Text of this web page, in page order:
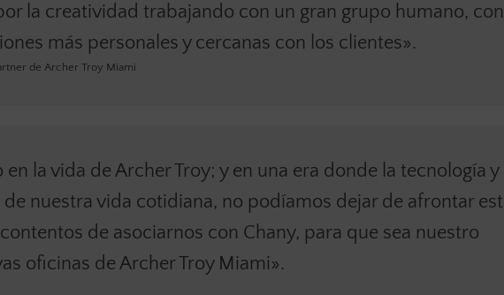
la creatividad trabajando con un gran grupo humano, con
más personales y cercanas con los clientes».
de Archer Troy Miami
en la vida de Archer Troy; y en una era donde la tecnología y
nuestra vida cotidiana, no podíamos dejar de afrontar
de asociarnos con Chany, para que sea nuestro
oficinas de Archer Troy Miami».